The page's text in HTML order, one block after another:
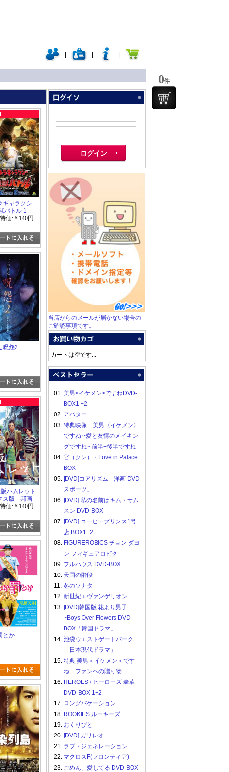
ギャラクシ
バトル 1
特価:￥140円
呪怨2
ハムレット
ス版「邦画
特価:￥140円
とか
当店からのメールが届かない場合の
ご確認事項です。
カートは空です...
01. 美男<イケメン>ですねDVD-
BOX1 +2
02. アバター
03. 特典映像 美男〈イケメン〉
ですね ~愛と友情のメイキン
グですね~ 前半+後半ですね
04. 宮（クン）・Love in Palace
BOX
05. [DVD]コアリズム「洋画 DVD
スポーツ」
06. [DVD] 私の名前はキム・サム
スン DVD-BOX
07. [DVD] コーヒープリンス1号
店 BOX1+2
08. FIGUREROBICS チョン ダヨ
ン フィギュアロビク
09. フルハウス DVD-BOX
10. 天国の階段
11. 冬のソナタ
12. 新世紀エヴァンゲリオン
13. [DVD]韓国版 花より男子
~Boys Over Flowers DVD-
BOX「韓国ドラマ」
14. 池袋ウエストゲートパーク
「日本現代ドラマ」
15. 特典 美男＜イケメン＞です
ね ファンへの贈り物
16. HEROES / ヒーローズ 豪華
DVD-BOX 1+2
17. ロングバケーション
18. ROOKIES ルーキーズ
19. おくりびと
20. [DVD] ガリレオ
21. ラブ・ジェネレーション
22. マクロスF(フロンティア)
23. ごめん、愛してる DVD-BOX
0件